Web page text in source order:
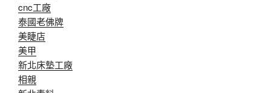
cnc工廠
泰國老佛牌
美睫店
美甲
新北床墊工廠
相親